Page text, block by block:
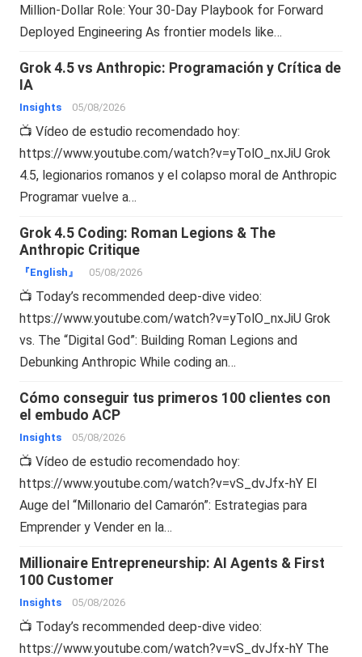
Million-Dollar Role: Your 30-Day Playbook for Forward
Deployed Engineering As frontier models like…
Grok 4.5 vs Anthropic: Programación y Crítica de
IA
Insights 05/08/2026
📺 Vídeo de estudio recomendado hoy:
https://www.youtube.com/watch?v=yTolO_nxJiU Grok
4.5, legionarios romanos y el colapso moral de Anthropic
Programar vuelve a…
Grok 4.5 Coding: Roman Legions & The
Anthropic Critique
『English』 05/08/2026
📺 Today’s recommended deep-dive video:
https://www.youtube.com/watch?v=yTolO_nxJiU Grok
vs. The “Digital God”: Building Roman Legions and
Debunking Anthropic While coding an…
Cómo conseguir tus primeros 100 clientes con
el embudo ACP
Insights 05/08/2026
📺 Vídeo de estudio recomendado hoy:
https://www.youtube.com/watch?v=vS_dvJfx-hY El
Auge del “Millonario del Camarón”: Estrategias para
Emprender y Vender en la…
Millionaire Entrepreneurship: AI Agents & First
100 Customer
Insights 05/08/2026
📺 Today’s recommended deep-dive video:
https://www.youtube.com/watch?v=vS_dvJfx-hY The